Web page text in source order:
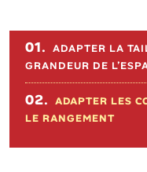
01. ADAPTER LA
GRANDEUR DE
02. ADAPTER LES
LE RANGEMENT